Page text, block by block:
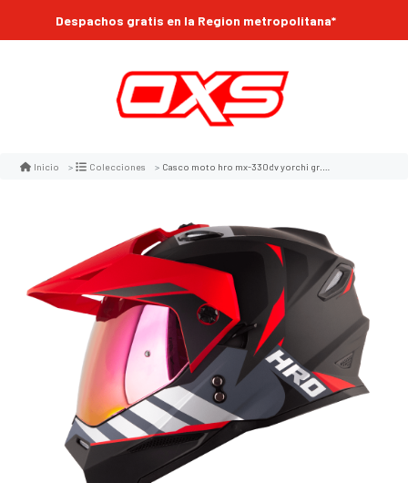
Despachos gratis en la Region metropolitana*
Inicio Colecciones Casco moto hro mx-330dv yorchi gr.os rj multipropósito